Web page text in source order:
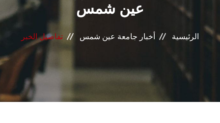
المراكز والوحدات
الأنظمة الذكية
عين شمس
الرئيسية أخبار جامعة عين شمس تفاصيل الخبر